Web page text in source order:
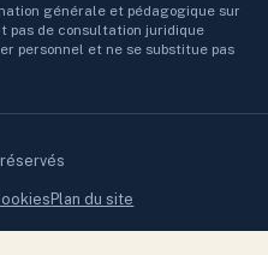
générale et pédagogique sur
pas de consultation juridique
personnel et ne se substitue pas
Plan du site